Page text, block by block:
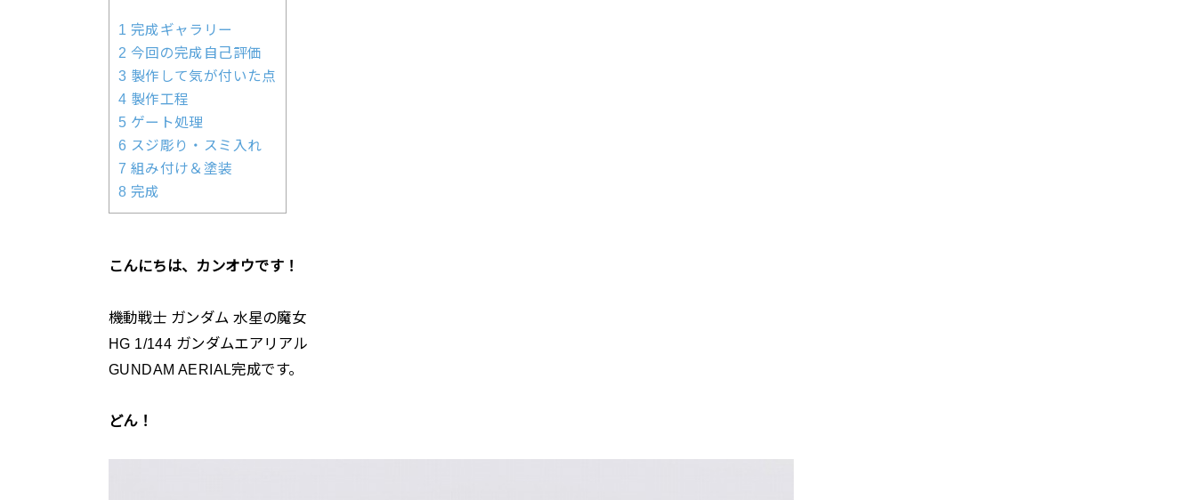
1 完成ギャラリー
2 今回の完成自己評価
3 製作して気が付いた点
4 製作工程
5 ゲート処理
6 スジ彫り・スミ入れ
7 組み付け＆塗装
8 完成
こんにちは、カンオウです！
機動戦士 ガンダム 水星の魔女
HG 1/144 ガンダムエアリアル
GUNDAM AERIAL完成です。
どん！